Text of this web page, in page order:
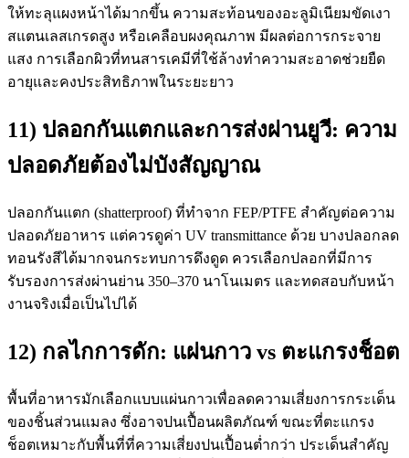
ให้ทะลุแผงหน้าได้มากขึ้น ความสะท้อนของอะลูมิเนียมขัดเงา
สแตนเลสเกรดสูง หรือเคลือบผงคุณภาพ มีผลต่อการกระจาย
แสง การเลือกผิวที่ทนสารเคมีที่ใช้ล้างทำความสะอาดช่วยยืด
อายุและคงประสิทธิภาพในระยะยาว
11) ปลอกกันแตกและการส่งผ่านยูวี: ความ
ปลอดภัยต้องไม่บังสัญญาณ
ปลอกกันแตก (shatterproof) ที่ทำจาก FEP/PTFE สำคัญต่อความ
ปลอดภัยอาหาร แต่ควรดูค่า UV transmittance ด้วย บางปลอกลด
ทอนรังสีได้มากจนกระทบการดึงดูด ควรเลือกปลอกที่มีการ
รับรองการส่งผ่านย่าน 350–370 นาโนเมตร และทดสอบกับหน้า
งานจริงเมื่อเป็นไปได้
12) กลไกการดัก: แผ่นกาว vs ตะแกรงช็อต
พื้นที่อาหารมักเลือกแบบแผ่นกาวเพื่อลดความเสี่ยงการกระเด็น
ของชิ้นส่วนแมลง ซึ่งอาจปนเปื้อนผลิตภัณฑ์ ขณะที่ตะแกรง
ช็อตเหมาะกับพื้นที่ที่ความเสี่ยงปนเปื้อนต่ำกว่า ประเด็นสำคัญ